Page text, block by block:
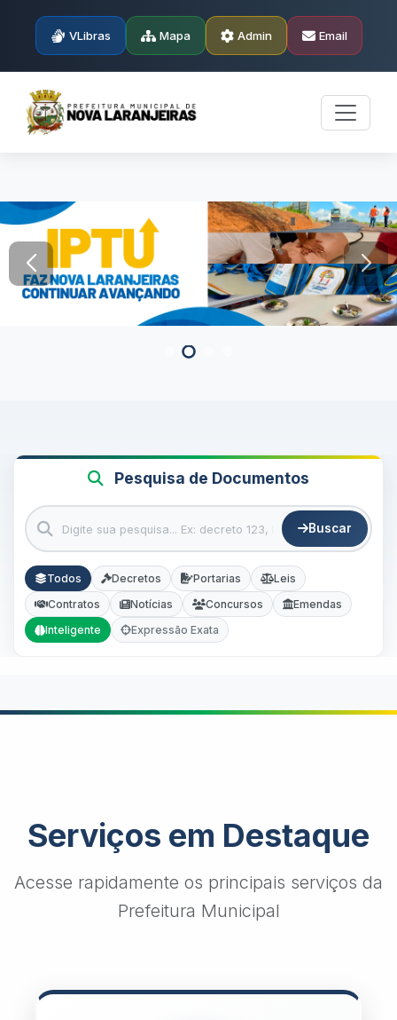
VLibras Mapa Admin Email
Pesquisa de Documentos
Buscar
Todos Decretos Portarias
Leis
Contratos
Notícias Concursos
Emendas
Inteligente
Expressão Exata
Serviços em Destaque
Acesse rapidamente os principais serviços da
Prefeitura Municipal